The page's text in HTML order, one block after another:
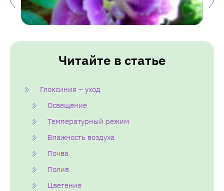
Читайте в статье
Глоксиния – уход
Освещение
Температурный режим
Влажность воздуха
Почва
Полив
Цветение